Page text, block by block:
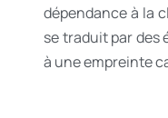
dépendance à la
se traduit par des
à une empreinte